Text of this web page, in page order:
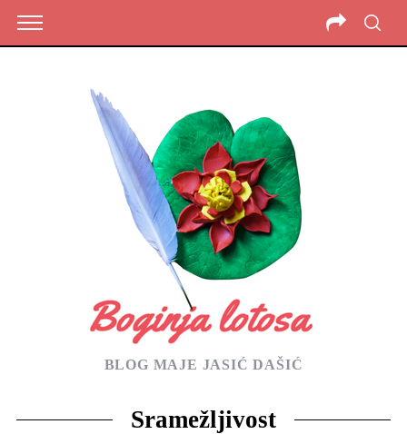
BLOG MAJE JASIĆ DAŠIĆ
Sramežljivost